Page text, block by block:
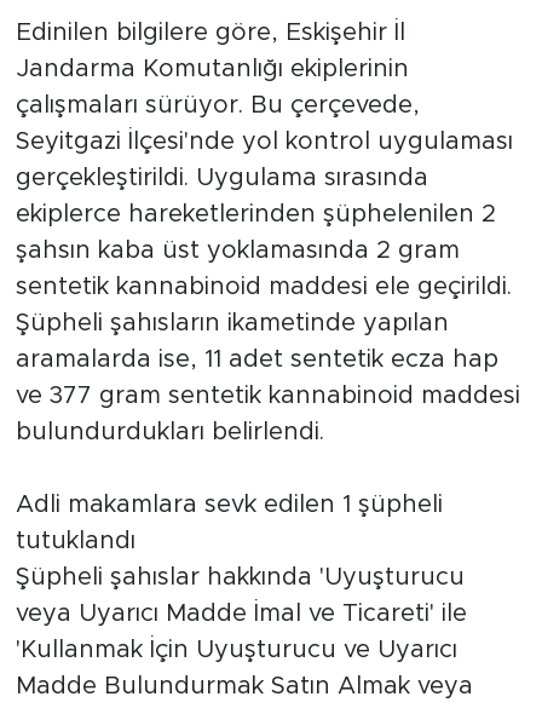
Edinilen bilgilere göre, Eskişehir İl
Jandarma Komutanlığı ekiplerinin
çalışmaları sürüyor. Bu çerçevede,
Seyitgazi İlçesi'nde yol kontrol uygulaması
gerçekleştirildi. Uygulama sırasında
ekiplerce hareketlerinden şüphelenilen 2
şahsın kaba üst yoklamasında 2 gram
sentetik kannabinoid maddesi ele geçirildi.
Şüpheli şahısların ikametinde yapılan
aramalarda ise, 11 adet sentetik ecza hap
ve 377 gram sentetik kannabinoid maddesi
bulundurdukları belirlendi.
Adli makamlara sevk edilen 1 şüpheli
tutuklandı
Şüpheli şahıslar hakkında 'Uyuşturucu
veya Uyarıcı Madde İmal ve Ticareti' ile
'Kullanmak İçin Uyuşturucu ve Uyarıcı
Madde Bulundurmak Satın Almak veya